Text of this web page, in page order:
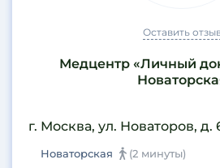
Оставить
Медцентр «Личный
г. Москва, ул. Новаторов, д.
Новаторская
(2 минуты)